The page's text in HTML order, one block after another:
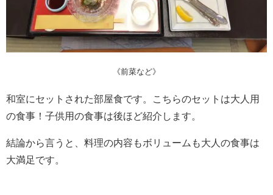
《前菜など》
和室にセットされた部屋食です。こちらのセットは大人用
の食事！子供用の食事は後ほど紹介します。
結論から言うと、料理の内容もボリュームも大人の食事は
大満足です。